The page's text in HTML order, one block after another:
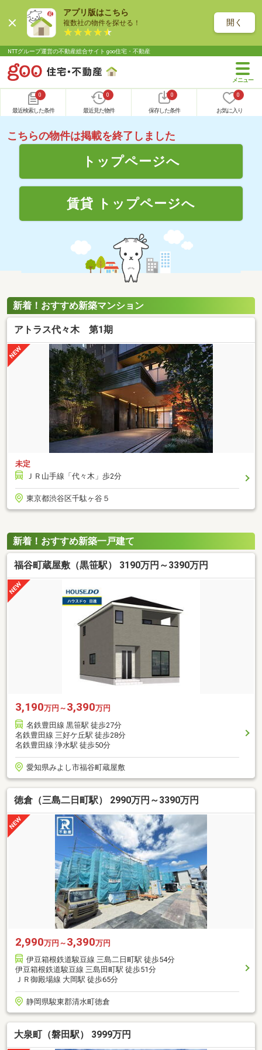
アプリ版はこちら
複数社の物件を探せる！ 開く
NTTグループ運営の不動産総合サイト goo住宅・不動産
0
最近検索した条件
0
最近見た物件
0
保存した条件
0
お気に入り
こちらの物件は掲載を終了しました
トップページへ
賃貸 トップページへ
新着！おすすめ新築マンション
アトラス代々木 第1期
未定
ＪＲ山手線「代々木」歩2分
東京都渋谷区千駄ヶ谷５
新着！おすすめ新築一戸建て
福谷町蔵屋敷（黒笹駅） 3190万円～3390万円
3,190万円～ 3,390万円
名鉄豊田線 黒笹駅 徒歩27分
名鉄豊田線 三好ケ丘駅 徒歩28分
名鉄豊田線 浄水駅 徒歩50分
愛知県みよし市福谷町蔵屋敷
徳倉（三島二日町駅） 2990万円～3390万円
2,990万円～ 3,390万円
伊豆箱根鉄道駿豆線 三島二日町駅 徒歩54分
伊豆箱根鉄道駿豆線 三島田町駅 徒歩51分
ＪＲ御殿場線 大岡駅 徒歩65分
静岡県駿東郡清水町徳倉
大泉町（磐田駅） 3999万円